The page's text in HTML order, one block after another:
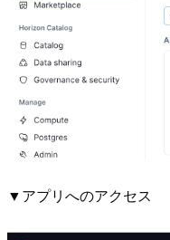
▼アプリへのアクセス